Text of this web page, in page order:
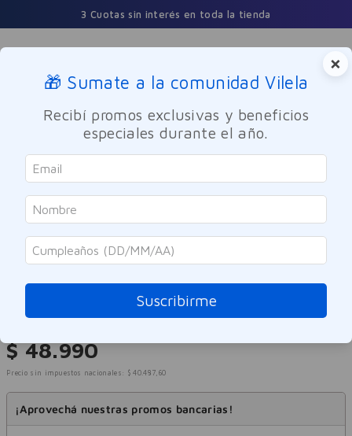
3 Cuotas sin interés en toda la tienda
Buscar
Perfumes y Fragancias Hombres
Bensimon
Bensimon Blue Night Eau De
Parfum 100ml
Referencia:-315039
$ 48.990
Precio sin impuestos nacionales: $ 40.487, 60
¡Aprovechá nuestras promos bancarias!
×
🎁 Sumate a la comunidad Vilela
Recibí promos exclusivas y beneficios
especiales durante el año.
Suscribirme